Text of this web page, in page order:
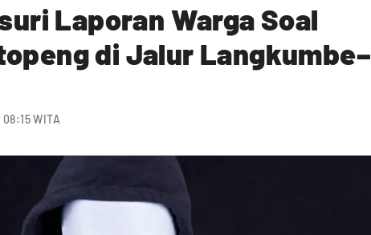
Laporan Warga Soal
di Jalur Langkumbe–
WITA